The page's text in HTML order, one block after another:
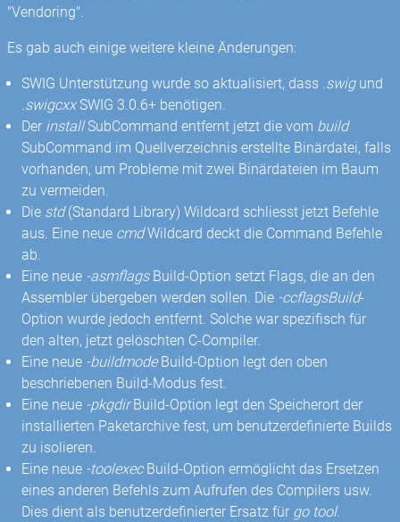
"Vendoring".
Es gab auch einige weitere kleine Änderungen:
SWIG Unterstützung wurde so aktualisiert, dass .swigund
.swigcxxSWIG 3.0.6+ benötigen.
Der installSubCommand entfernt jetzt die vom build
SubCommand im Quellverzeichnis erstellte Binärdatei, falls
vorhanden, um Probleme mit zwei Binärdateien im Baum
zu vermeiden.
Die std(Standard Library) Wildcard schliesst jetzt Befehle
aus. Eine neue cmdWildcard deckt die Command Befehle
ab.
Eine neue -asmflagsBuild-Option setzt Flags, die an den
Assembler übergeben werden sollen. Die -ccflagsBuild-
Option wurde jedoch entfernt. Solche war spezifisch für
den alten, jetzt gelöschten C-Compiler.
Eine neue -buildmodeBuild-Option legt den oben
beschriebenen Build-Modus fest.
Eine neue -pkgdirBuild-Option legt den Speicherort der
installierten Paketarchive fest, um benutzerdefinierte Builds
zu isolieren.
Eine neue -toolexecBuild-Option ermöglicht das Ersetzen
eines anderen Befehls zum Aufrufen des Compilers usw.
Dies dient als benutzerdefinierter Ersatz für go tool.